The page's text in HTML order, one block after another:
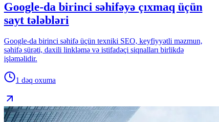
Google-da birinci səhifəyə çıxmaq üçün
sayt tələbləri
Google-da birinci səhifə üçün texniki SEO, keyfiyyətli məzmun,
səhifə sürəti, daxili linkləmə və istifadəçi siqnalları birlikdə
işləməlidir.
1 dəq oxuma